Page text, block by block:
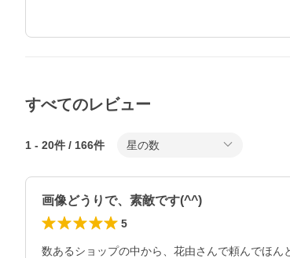
すべてのレビュー
1 - 20件 / 166件 星の数
画像どうりで、素敵です(^^)
5
数あるショップの中から、花由さんで頼んでほん